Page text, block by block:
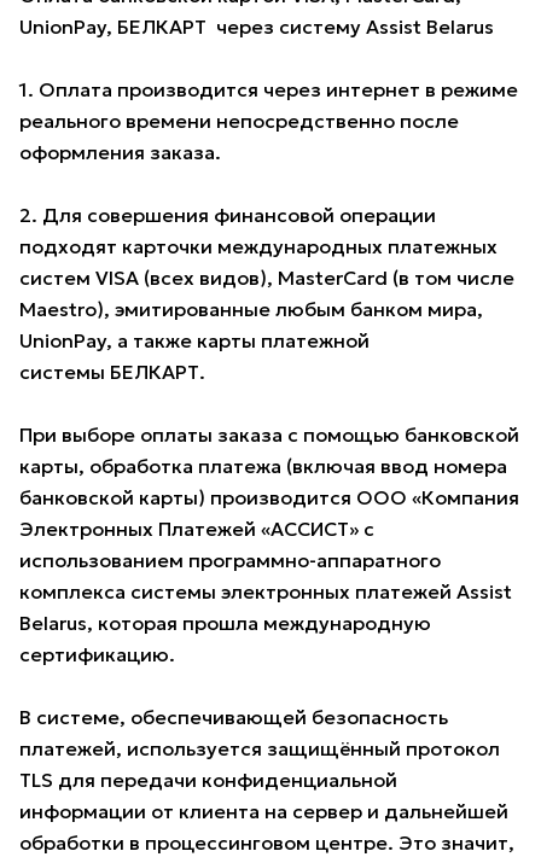
UnionPay, БЕЛКАРТ через систему Assist Belarus
1. Оплата производится через интернет в режиме
реального времени непосредственно после
оформления заказа.
2. Для совершения финансовой операции
подходят карточки международных платежных
систем VISA (всех видов), MasterCard (в том числе
Maestro), эмитированные любым банком мира,
UnionPay, а также карты платежной
системы БЕЛКАРТ.
При выборе оплаты заказа с помощью банковской
карты, обработка платежа (включая ввод номера
банковской карты) производится ООО «Компания
Электронных Платежей «АССИСТ» с
использованием программно-аппаратного
комплекса системы электронных платежей Assist
Belarus, которая прошла международную
сертификацию.
В системе, обеспечивающей безопасность
платежей, используется защищённый протокол
TLS для передачи конфиденциальной
информации от клиента на сервер и дальнейшей
обработки в процессинговом центре. Это значит,